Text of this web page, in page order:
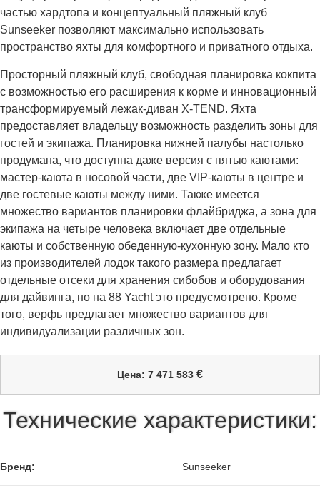
частью хардтопа и концептуальный пляжный клуб
Sunseeker позволяют максимально использовать
пространство яхты для комфортного и приватного отдыха.
Просторный пляжный клуб, свободная планировка кокпита
с возможностью его расширения к корме и инновационный
трансформируемый лежак-диван X-TEND. Яхта
предоставляет владельцу возможность разделить зоны для
гостей и экипажа. Планировка нижней палубы настолько
продумана, что доступна даже версия с пятью каютами:
мастер-каюта в носовой части, две VIP-каюты в центре и
две гостевые каюты между ними. Также имеется
множество вариантов планировки флайбриджа, а зона для
экипажа на четыре человека включает две отдельные
каюты и собственную обеденную-кухонную зону. Мало кто
из производителей лодок такого размера предлагает
отдельные отсеки для хранения сибобов и оборудования
для дайвинга, но на 88 Yacht это предусмотрено. Кроме
того, верфь предлагает множество вариантов для
индивидуализации различных зон.
Цена: 7 471 583 €
Технические характеристики:
Бренд: Sunseeker